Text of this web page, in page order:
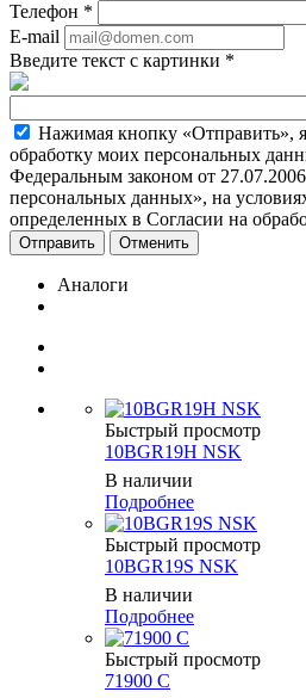
Телефон *
E-mail
Введите текст с картинки *
Нажимая кнопку «Отправить»,
обработку моих персональных
Федеральным законом от
персональных данных», на
определенных в Согласии на
Отменить
Аналоги
Быстрый просмотр
10BGR19H NSK
В наличии
Подробнее
Быстрый просмотр
10BGR19S NSK
В наличии
Подробнее
Быстрый просмотр
71900 C